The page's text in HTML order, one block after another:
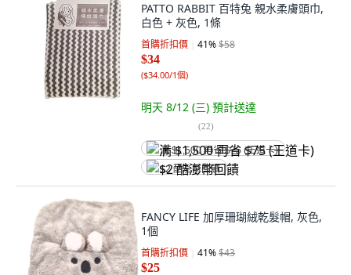
PATTO RABBIT 百特兔 親水柔膚頭巾,
白色 + 灰色, 1條
首購折扣價 41%$58
$34
($34.00/1個)
明天 8/12 (三) 預計送達
(22)
满 $1,500 再省 $75 (王道卡)
$2 酷澎幣回饋
FANCY LIFE 加厚珊瑚絨乾髮帽, 灰色,
1個
首購折扣價 41%$43
$25